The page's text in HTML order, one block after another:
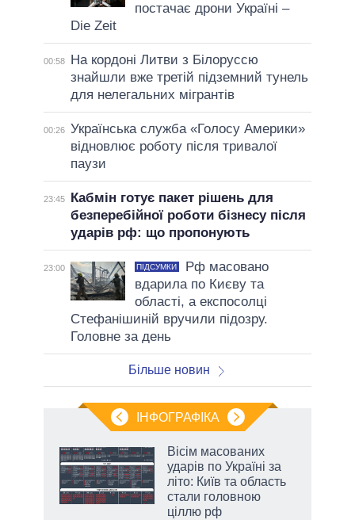
постачає дрони Україні –
Die Zeit
00:58
На кордоні Литви з Білоруссю
знайшли вже третій підземний тунель
для нелегальних мігрантів
00:26 Українська служба «Голосу Америки»
відновлює роботу після тривалої
паузи
23:45
Кабмін готує пакет рішень для
безперебійної роботи бізнесу після
ударів рф: що пропонують
23:00 ПІДСУМКИ
Рф масовано
вдарила по Києву та
області, а експосолці
Стефанішиній вручили підозру.
Головне за день
Більше новин
ІНФОГРАФІКА
Вісім масованих
ударів по Україні за
літо: Київ та область
стали головною
ціллю рф